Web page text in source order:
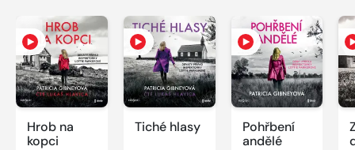
Hrob na
kopci
Tiché hlasy
Pohřbení
andělé